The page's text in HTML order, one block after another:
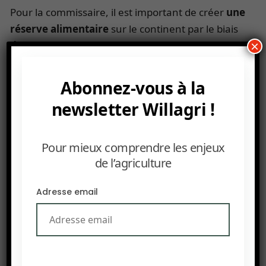
Pour la commissaire, il est important de créer une
réserve alimentaire sur le continent par le biais
d’agroparcs,initiés en partenariat avec la
Banque africaine d’import-export (Afreximbank).
Par ailleurs, elle prône de soutenir l’accès à la
propriété pour les femmes agricultrices qui
qu’elles ne sont que 20% à posséder leur terre.
Enfin, la généralisation du numérique pour
favoriser l’accès aux innovations et aux
financements est un troisième volet important
dans l’aboutissement aux objectifs de l’Agenda.
Abonnez-vous à la
newsletter Willagri !
Pour mieux comprendre les enjeux
de l’agriculture
Adresse email
×